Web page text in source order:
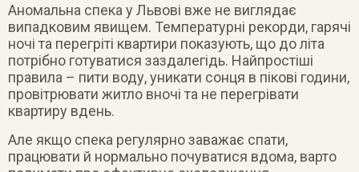
Аномальна спека у Львові вже не виглядає
випадковим явищем. Температурні рекорди, гарячі
ночі та перегріті квартири показують, що до літа
потрібно готуватися заздалегідь. Найпростіші
правила – пити воду, уникати сонця в пікові години,
провітрювати житло вночі та не перегрівати
квартиру вдень.
Але якщо спека регулярно заважає спати,
працювати й нормально почуватися вдома, варто